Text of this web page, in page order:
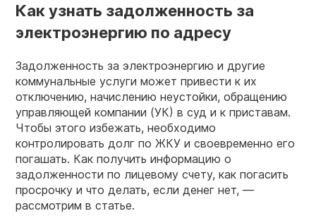
Как узнать задолженность за
электроэнергию по адресу
Задолженность за электроэнергию и другие
коммунальные услуги может привести к их
отключению, начислению неустойки, обращению
управляющей компании (УК) в суд и к приставам.
Чтобы этого избежать, необходимо
контролировать долг по ЖКУ и своевременно его
погашать. Как получить информацию о
задолженности по лицевому счету, как погасить
просрочку и что делать, если денег нет, —
рассмотрим в статье.